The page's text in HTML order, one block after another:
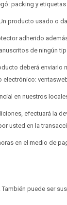
packing y
producto usado o
adherido
de ningún
deberá enviarlo
en nuestros
efectuará la
usted en la
en el medio de
puede ser